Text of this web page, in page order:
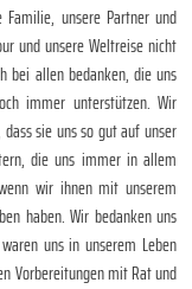
Familie, unsere Partner und
und unsere Weltreise nicht
bei allen bedanken, die uns
immer unterstützen. Wir
sie uns so gut auf unser
die uns immer in allem
wir ihnen mit unserem
haben. Wir bedanken uns
uns in unserem Leben
Vorbereitungen mit Rat und